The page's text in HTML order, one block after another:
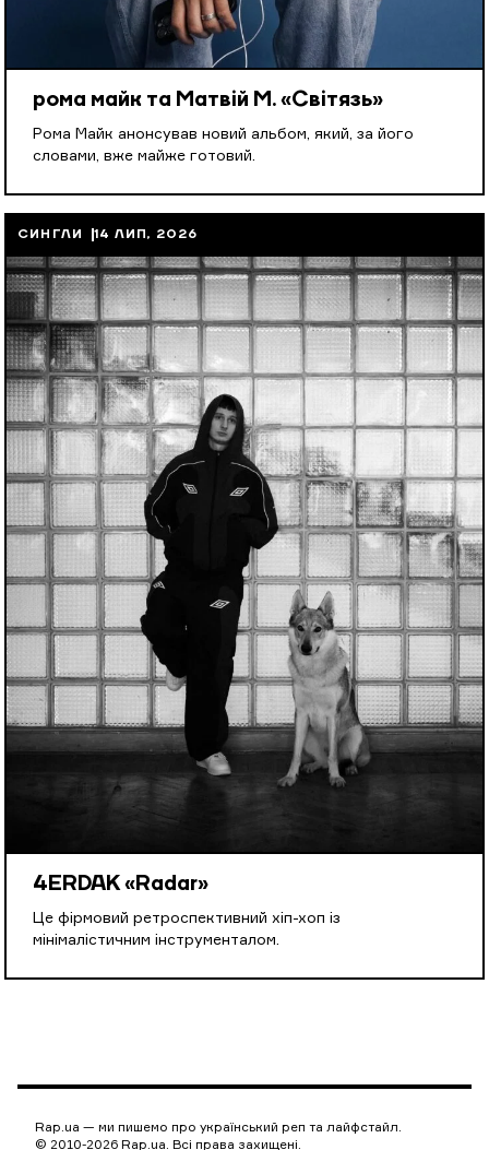
рома майк та Матвій М. «Світязь»
Рома Майк анонсував новий альбом, який, за його
словами, вже майже готовий.
СИНГЛИ 14 ЛИП, 2026
4ERDAK «Radar»
Це фірмовий ретроспективний хіп-хоп із
мінімалістичним інструменталом.
Rap.ua — ми пишемо про український реп та лайфстайл.
© 2010-2026 Rap.ua. Всі права захищені.